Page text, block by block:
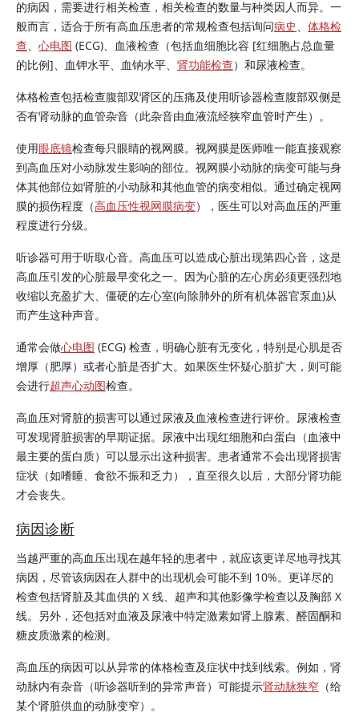
的病因，需要进行相关检查，相关检查的数量与种类因人而异。一
般而言，适合于所有高血压患者的常规检查包括询问病史、 体格检
查、 心电图 (ECG)、血液检查（包括血细胞比容 [红细胞占总血量
的比例]、血钾水平、血钠水平、 肾功能检查）和尿液检查。
体格检查包括检查腹部双肾区的压痛及使用听诊器检查腹部双侧是
否有肾动脉的血管杂音（此杂音由血液流经狭窄血管时产生）。
使用眼底镜检查每只眼睛的视网膜。视网膜是医师唯一能直接观察
到高血压对小动脉发生影响的部位。视网膜小动脉的病变可能与身
体其他部位如肾脏的小动脉和其他血管的病变相似。通过确定视网
膜的损伤程度（高血压性视网膜病变），医生可以对高血压的严重
程度进行分级。
听诊器可用于听取心音。高血压可以造成心脏出现第四心音，这是
高血压引发的心脏最早变化之一。因为心脏的左心房必须更强烈地
收缩以充盈扩大、僵硬的左心室(向除肺外的所有机体器官泵血)从
而产生这种声音。
通常会做心电图 (ECG) 检查，明确心脏有无变化，特别是心肌是否
增厚（肥厚）或者心脏是否扩大。如果医生怀疑心脏扩大，则可能
会进行超声心动图检查。
高血压对肾脏的损害可以通过尿液及血液检查进行评价。尿液检查
可发现肾脏损害的早期证据。尿液中出现红细胞和白蛋白 （血液中
最主要的蛋白质）可以显示出这种损害。患者通常不会出现肾损害
症状（如嗜睡、食欲不振和乏力），直至很久以后，大部分肾功能
才会丧失。
病因诊断
当越严重的高血压出现在越年轻的患者中，就应该更详尽地寻找其
病因，尽管该病因在人群中的出现机会可能不到 10%。更详尽的
检查包括肾脏及其血供的 X 线、超声和其他影像学检查以及胸部 X
线。另外，还包括对血液及尿液中特定激素如肾上腺素、 醛固酮和
糖皮质激素的检测。
高血压的病因可以从异常的体格检查及症状中找到线索。例如，肾
动脉内有杂音（听诊器听到的异常声音）可能提示肾动脉狭窄 （给
某个肾脏供血的动脉变窄）。